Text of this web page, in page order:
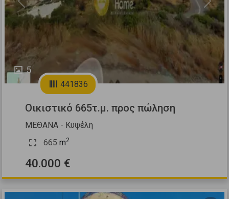
5
Previous Next
441836
Οικιστικό 665τ.μ. προς πώληση
ΜΕΘΑΝΑ - Κυψέλη
665 m2
40.000 €